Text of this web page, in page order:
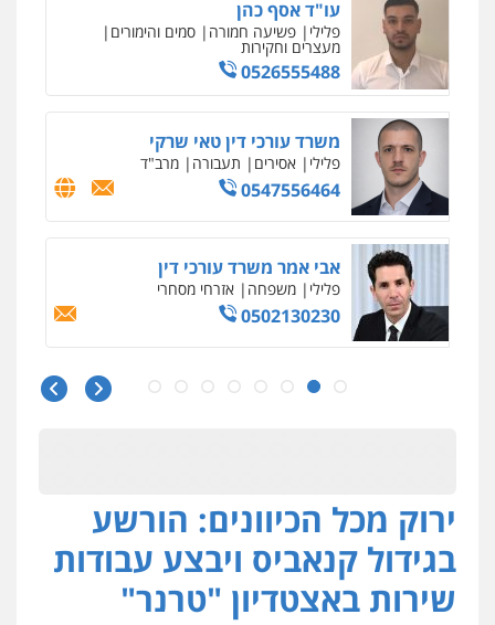
עו"ד אסף כהן
פלילי פשיעה חמורה סמים והימורים
מעצרים וחקירות
0526555488
משרד עורכי דין טאי שרקי
פלילי אסירים תעבורה מרב"ד
0547556464
אבי אמר משרד עורכי דין
פלילי משפחה אזרחי מסחרי
0502130230
חליל ביאדי – משרד עורכי דין
עו"ד איהאב זבידאת
פלילי פשיעה חמורה ארגוני פשע עבירות
המתה עבירות מין
0509930581
ירוק מכל הכיוונים: הורשע
בגידול קנאביס ויבצע עבודות
שירות באצטדיון "טרנר"